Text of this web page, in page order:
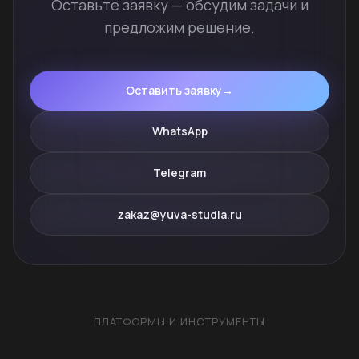
Оставьте заявку — обсудим задачи и
предложим решение.
Оставить заявку →
WhatsApp
Telegram
zakaz@yuva-studia.ru
ПЛАТФОРМЫ И ИНСТРУМЕНТЫ